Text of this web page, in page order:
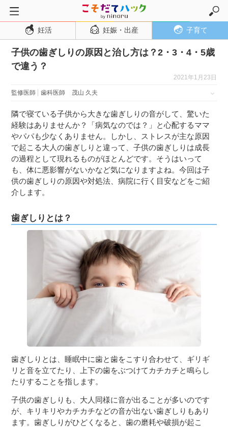
トップページ
妊活
妊娠・出産
妊娠中期
妊娠後期
出産
子育て・育児
０歳児
２歳児
７〜１２歳児
妊活 妊娠・出産 子育て
子供の歯ぎしりの原因と治し方は？2・3・4・5歳
で違う？
2021年1月23日
監修医師 歯科医師 茂山 久夫
隣で寝ている子供から大きな歯ぎしりの音がして、驚いた
経験はありませんか？「病気なのでは？」と心配するママ
やパパも少なくありません。しかし、ストレスが主な原因
で起こる大人の歯ぎしりと違って、子供の歯ぎしりは成長
の過程として現れるものがほとんどです。そうはいって
も、体に悪影響がないかなど気になりますよね。今回は子
供の歯ぎしりの原因や対処法、病院に行く目安などをご紹
介します。
歯ぎしりとは？
歯ぎしりとは、睡眠中に歯と歯をこすり合わせて、ギリギ
リと音を立てたり、上下の歯をぶつけてカチカチと鳴らし
たりすることを指します。
子供の歯ぎしりも、大人同様に音が出ることが多いのです
が、キリキリやカチカチなどの音が出ない歯ぎしりもあり
ます。歯ぎしりがひどくなると、歯の磨耗や破損が起こ